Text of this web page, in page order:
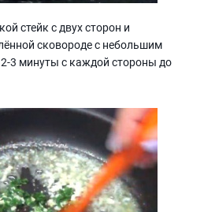
стейк с двух сторон и
сковороде с небольшим
3 минуты с каждой стороны до